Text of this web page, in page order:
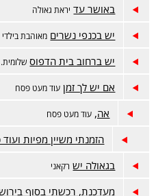
באושר עד יראת גאולה
יש בכנפי נשרים מאוהבת בילדי
יש ברחוב בית הדפוס שלומית.
אם יש לך זמן עוד מעט פסח
אה, עוד מעט פסח
הזמנתי משיין מפיות
בגאולה יש רקאני
מעדכנת, רכשתי בסוף